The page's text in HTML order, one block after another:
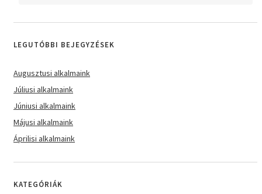
LEGUTÓBBI BEJEGYZÉSEK
Augusztusi alkalmaink
Júliusi alkalmaink
Júniusi alkalmaink
Májusi alkalmaink
Áprilisi alkalmaink
KATEGÓRIÁK